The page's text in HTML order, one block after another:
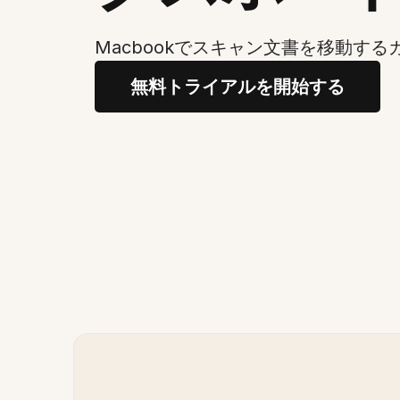
Macbookでスキャン文書を移動する
無料トライアルを開始する